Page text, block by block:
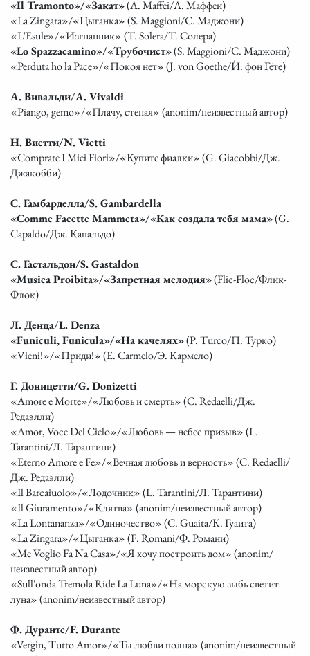
«Il Tramonto»/«Закат»(A. Maffei/А. Маффеи)
«La Zingara»/«Цыганка» (S. Maggioni/С. Маджони)
«L'Esule»/«Изгнанник» (T. Solera/Т. Солера)
«Lo Spazzacamino»/«Трубочист»(S. Maggioni/С. Маджони)
«Perduta ho la Pace»/«Покоя нет» (J. von Goethe/Й. фон Гёте)
А. Вивальди/A. Vivaldi
«Piango, gemo»/«Плачу, стеная» (anonim/неизвестный автор)
Н. Виетти/N. Vietti
«Comprate I Miei Fiori»/«Купите фиалки» (G. Giacobbi/Дж.
Джакобби)
С. Гамбарделла/S. Gambardella
«Comme Facette Mammeta»/«Как создала тебя мама»(G.
Capaldo/Дж. Капальдо)
С. Гастальдон/S. Gastaldon
«Musica Proibita»/«Запретная мелодия»(Flic-Floc/Флик-
Флок)
Л. Денца/L. Denza
«Funiculi, Funicula»/«На качелях»(P. Turco/П. Турко)
«Vieni!»/«Приди!» (E. Carmelo/Э. Кармело)
Г. Доницетти/G. Donizetti
«Amore e Morte»/«Любовь и смерть» (C. Redaelli/Дж.
Редаэлли)
«Amor, Voce Del Cielo»/«Любовь — небес призыв» (L.
Tarantini/Л. Тарантини)
«Eterno Amore e Fe»/«Вечная любовь и верность» (C. Redaelli/
Дж. Редаэлли)
«Il Barcaiuolo»/«Лодочник» (L. Tarantini/Л. Тарантини)
«Il Giuramento»/«Клятва» (anonim/неизвестный автор)
«La Lontananza»/«Одиночество» (C. Guaita/К. Гуаита)
«La Zingara»/«Цыганка» (F. Romani/Ф. Романи)
«Me Voglio Fa Na Casa»/«Я хочу построить дом» (anonim/
неизвестный автор)
«Sull'onda Tremola Ride La Luna»/«На морскую зыбь светит
луна» (anonim/неизвестный автор)
Ф. Дуранте/F. Durante
«Vergin, Tutto Amor»/«Ты любви полна» (anonim/неизвестный